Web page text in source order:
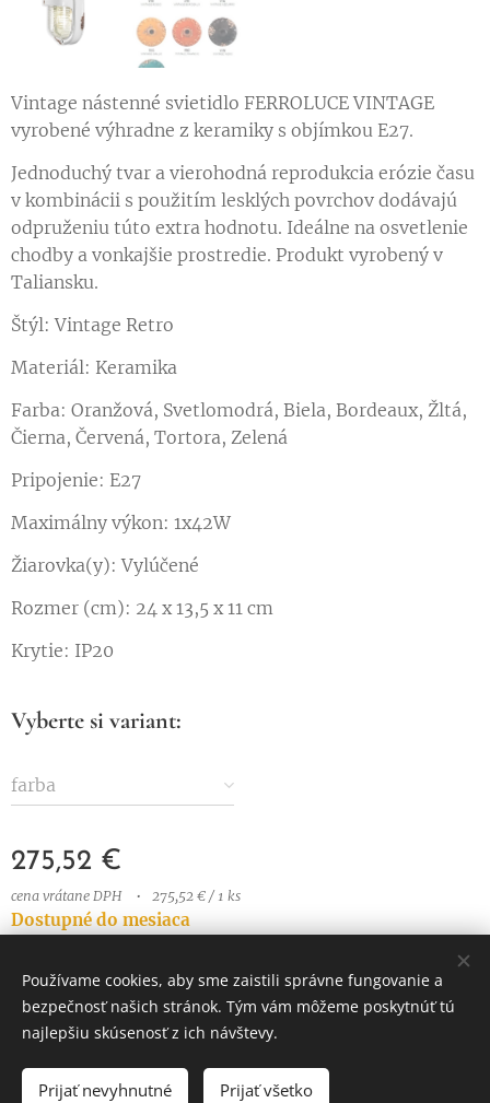
Vintage nástenné svietidlo FERROLUCE VINTAGE
vyrobené výhradne z keramiky s objímkou ​​E27.
Jednoduchý tvar a vierohodná reprodukcia erózie času
v kombinácii s použitím lesklých povrchov dodávajú
odpruženiu túto extra hodnotu. Ideálne na osvetlenie
chodby a vonkajšie prostredie. Produkt vyrobený v
Taliansku.
Štýl: Vintage Retro
Materiál: Keramika
Farba: Oranžová, Svetlomodrá, Biela, Bordeaux, Žltá,
Čierna, Červená, Tortora, Zelená
Pripojenie: E27
Maximálny výkon: 1x42W
Žiarovka(y): Vylúčené
Rozmer (cm): 24 x 13,5 x 11 cm
Krytie: IP20
Vyberte si variant:
farba
275,52 €
cena vrátane DPH 275,52 € / 1 ks
Dostupné do mesiaca
Používame cookies, aby sme zaistili správne fungovanie a
bezpečnosť našich stránok. Tým vám môžeme poskytnúť tú
najlepšiu skúsenosť z ich návštevy.
Prijať nevyhnutné Prijať všetko